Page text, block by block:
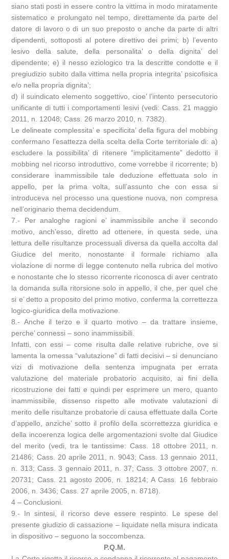
siano stati posti in essere contro la vittima in modo miratamente
sistematico e prolungato nel tempo, direttamente da parte del
datore di lavoro o di un suo preposto o anche da parte di altri
dipendenti, sottoposti al potere direttivo dei primi; b) l’evento
lesivo della salute, della personalita’ o della dignita’ del
dipendente; e) il nesso eziologico tra la descritte condotte e il
pregiudizio subito dalla vittima nella propria integrita’ psicofisica
e/o nella propria dignita’;
d) il suindicato elemento soggettivo, cioe’ l’intento persecutorio
unificante di tutti i comportamenti lesivi (vedi: Cass. 21 maggio
2011, n. 12048; Cass. 26 marzo 2010, n. 7382).
Le delineate complessita’ e specificita’ della figura del mobbing
confermano l’esattezza della scelta della Corte territoriale di: a)
escludere la possibilita’ di ritenere “implicitamente” dedotto il
mobbing nel ricorso introduttivo, come vorrebbe il ricorrente; b)
considerare inammissibile tale deduzione effettuata solo in
appello, per la prima volta, sull’assunto che con essa si
introduceva nel processo una questione nuova, non compresa
nell’originario thema decidendum.
7.- Per analoghe ragioni e’ inammissibile anche il secondo
motivo, anch’esso, diretto ad ottenere, in questa sede, una
lettura delle risultanze processuali diversa da quella accolta dal
Giudice del merito, nonostante il formale richiamo alla
violazione di norme di legge contenuto nella rubrica del motivo
e nonostante che lo stesso ricorrente riconosca di aver centrato
la domanda sulla ritorsione solo in appello, il che, per quel che
si e’ detto a proposito del primo motivo, conferma la correttezza
logico-giuridica della motivazione.
8.- Anche il terzo e il quarto motivo – da trattare insieme,
perche’ connessi – sono inammissibili.
Infatti, con essi – come risulta dalle relative rubriche, ove si
lamenta la omessa “valutazione” di fatti decisivi – si denunciano
vizi di motivazione della sentenza impugnata per errata
valutazione del materiale probatorio acquisito, ai fini della
ricostruzione dei fatti e quindi per esprimere un mero, quanto
inammissibile, dissenso rispetto alle motivate valutazioni di
merito delle risultanze probatorie di causa effettuate dalla Corte
d’appello, anziche’ sotto il profilo della scorrettezza giuridica e
della incoerenza logica delle argomentazioni svolte dal Giudice
del merito (vedi, tra le tantissime: Cass. 18 ottobre 2011, n.
21486; Cass. 20 aprile 2011, n. 9043; Cass. 13 gennaio 2011,
n. 313; Cass. 3 gennaio 2011, n. 37; Cass. 3 ottobre 2007, n.
20731; Cass. 21 agosto 2006, n. 18214; A Cass. 16 febbraio
2006, n. 3436; Cass. 27 aprile 2005, n. 8718).
4 – Conclusioni.
9.- In sintesi, il ricorso deve essere respinto. Le spese del
presente giudizio di cassazione – liquidate nella misura indicata
in dispositivo – seguono la soccombenza.
P.Q.M.